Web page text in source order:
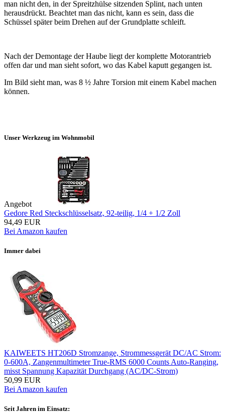
man nicht den, in der Spreitzhülse sitzenden Splint, nach unten
herausdrückt. Beachtet man das nicht, kann es sein, dass die
Schüssel später beim Drehen auf der Grundplatte schleift.
Nach der Demontage der Haube liegt der komplette Motorantrieb
offen dar und man sieht sofort, wo das Kabel kaputt gegangen ist.
Im Bild sieht man, was 8 ½ Jahre Torsion mit einem Kabel machen
können.
Unser Werkzeug im Wohnmobil
Angebot
Gedore Red Steckschlüsselsatz, 92-teilig, 1/4 + 1/2 Zoll
94,49 EUR
Bei Amazon kaufen
Immer dabei
KAIWEETS HT206D Stromzange, Strommessgerät DC/AC Strom:
0-600A, Zangenmultimeter True-RMS 6000 Counts Auto-Ranging,
misst Spannung Kapazität Durchgang (AC/DC-Strom)
50,99 EUR
Bei Amazon kaufen
Seit Jahren im Einsatz: